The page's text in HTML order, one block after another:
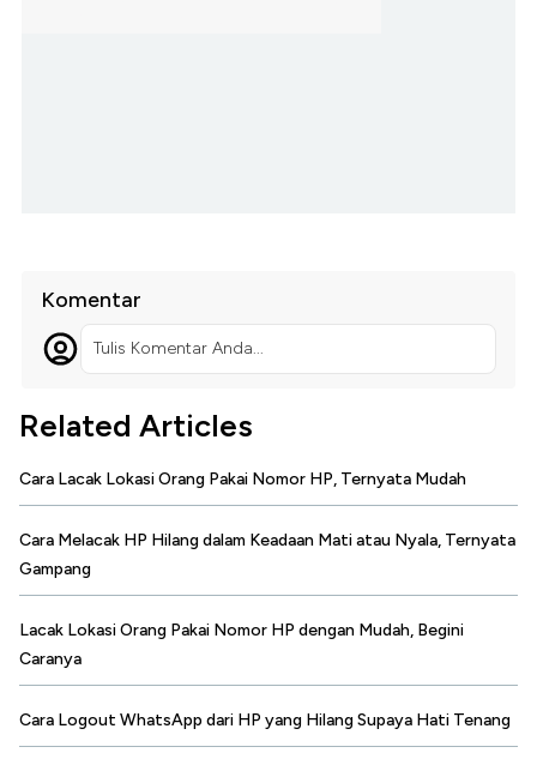
Komentar
Tulis Komentar Anda...
Related Articles
Cara Lacak Lokasi Orang Pakai Nomor HP, Ternyata Mudah
Cara Melacak HP Hilang dalam Keadaan Mati atau Nyala, Ternyata
Gampang
Lacak Lokasi Orang Pakai Nomor HP dengan Mudah, Begini
Caranya
Cara Logout WhatsApp dari HP yang Hilang Supaya Hati Tenang